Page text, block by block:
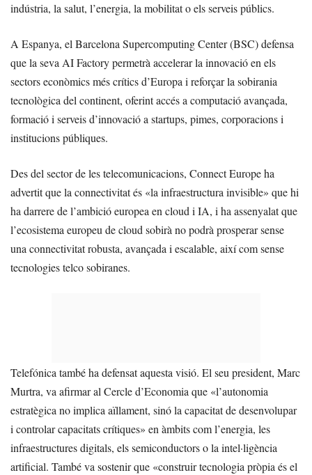
indústria, la salut, l’energia, la mobilitat o els serveis públics.
A Espanya, el Barcelona Supercomputing Center (BSC) defensa
que la seva AI Factory permetrà accelerar la innovació en els
sectors econòmics més crítics d’Europa i reforçar la sobirania
tecnològica del continent, oferint accés a computació avançada,
formació i serveis d’innovació a startups, pimes, corporacions i
institucions públiques.
Des del sector de les telecomunicacions, Connect Europe ha
advertit que la connectivitat és «la infraestructura invisible» que hi
ha darrere de l’ambició europea en cloud i IA, i ha assenyalat que
l’ecosistema europeu de cloud sobirà no podrà prosperar sense
una connectivitat robusta, avançada i escalable, així com sense
tecnologies telco sobiranes.
Telefónica també ha defensat aquesta visió. El seu president, Marc
Murtra, va afirmar al Cercle d’Economia que «l’autonomia
estratègica no implica aïllament, sinó la capacitat de desenvolupar
i controlar capacitats crítiques» en àmbits com l’energia, les
infraestructures digitals, els semiconductors o la intel·ligència
artificial. També va sostenir que «construir tecnologia pròpia és el